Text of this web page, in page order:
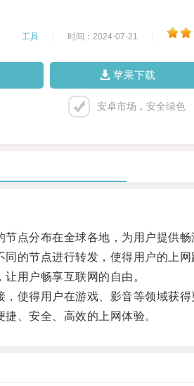
工具 时间：2024-07-21
苹果下载
安卓市场，安全绿色
分布在全球各地，为用户提供畅
节点进行转发，使得用户的上网
用户畅享互联网的自由。
得用户在游戏、影音等领域获得
、安全、高效的上网体验。